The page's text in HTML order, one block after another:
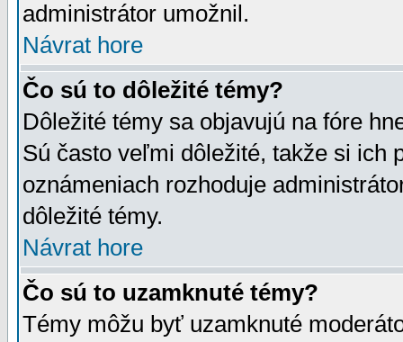
administrátor umožnil.
Návrat hore
Čo sú to dôležité témy?
Dôležité témy sa objavujú na fóre
Sú často veľmi dôležité, takže si ich
oznámeniach rozhoduje
dôležité témy.
Návrat hore
Čo sú to uzamknuté témy?
Témy môžu byť uzamknuté